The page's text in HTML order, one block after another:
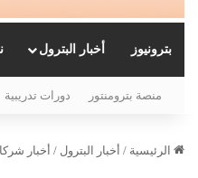
بترونيوز أخبار البترول
منصة بترومنتور دورات تدريبية
الرئيسية / أخبار البترول / أخبار